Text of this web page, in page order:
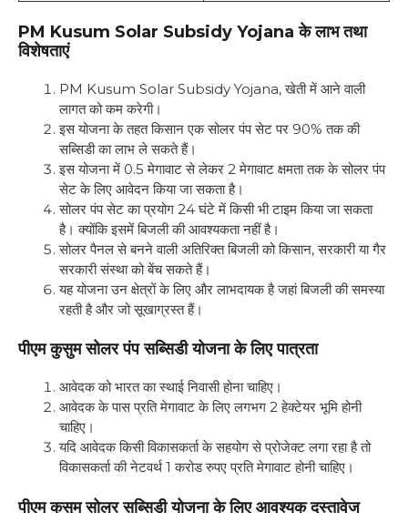
PM Kusum Solar Subsidy Yojanaके लाभ तथा
विशेषताएं
PM Kusum Solar Subsidy Yojana, खेती में आने वाली
लागत को कम करेगी।
इस योजना के तहत किसान एक सोलर पंप सेट पर 90% तक की
सब्सिडी का लाभ ले सकते हैं।
इस योजना में 0.5 मेगावाट से लेकर 2 मेगावाट क्षमता तक के सोलर पंप
सेट के लिए आवेदन किया जा सकता है।
सोलर पंप सेट का प्रयोग 24 घंटे में किसी भी टाइम किया जा सकता
है। क्योंकि इसमें बिजली की आवश्यकता नहीं है।
सोलर पैनल से बनने वाली अतिरिक्त बिजली को किसान, सरकारी या गैर
सरकारी संस्था को बेंच सकते हैं।
यह योजना उन क्षेत्रों के लिए और लाभदायक है जहां बिजली की समस्या
रहती है और जो सूखाग्रस्त हैं।
पीएम कुसुम सोलर पंप सब्सिडी योजना के लिए पात्रता
आवेदक को भारत का स्थाई निवासी होना चाहिए।
आवेदक के पास प्रति मेगावाट के लिए लगभग 2 हेक्टेयर भूमि होनी
चाहिए।
यदि आवेदक किसी विकासकर्ता के सहयोग से प्रोजेक्ट लगा रहा है तो
विकासकर्ता की नेटवर्थ 1 करोड रुपए प्रति मेगावाट होनी चाहिए।
पीएम कुसुम सोलर सब्सिडी योजनाके लिए आवश्यक दस्तावेज